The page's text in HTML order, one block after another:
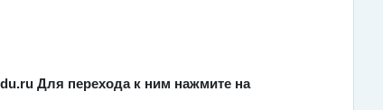
Для перехода к ним нажмите на